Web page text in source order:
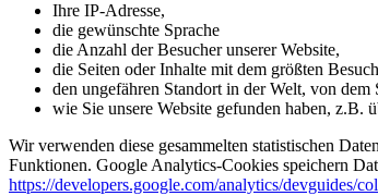
Ihre IP-Adresse,
die gewünschte Sprache
die Anzahl der Besucher unserer Website,
die Seiten oder Inhalte mit dem größten
den ungefähren Standort in der Welt, von dem
wie Sie unsere Website gefunden haben, z.B.
Wir verwenden diese gesammelten statistischen
Funktionen. Google Analytics-Cookies speichern
https://developers.google.com/analytics/devguides/